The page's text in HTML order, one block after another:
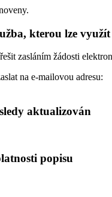
kterou lze využít
zasláním žádosti
na e-mailovou adresu:
aktualizován
popisu